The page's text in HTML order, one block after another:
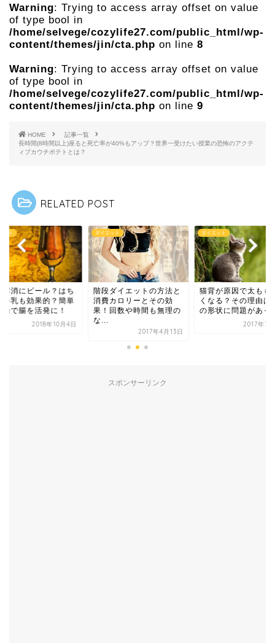
Warning: Trying to access array offset on value
of type bool in
/home/selvege/cozylife27.com/public_html/wp-
content/themes/jin/cta.php on line 8
Warning: Trying to access array offset on value
of type bool in
/home/selvege/cozylife27.com/public_html/wp-
content/themes/jin/cta.php on line 9
HOME
記事一覧
長時間(8時間以上)座ると死亡率が40%もアップ？世界一受けたい授業の恐怖のアクテ
ィブカウチポテトとは？
RELATED POST
ット
解消にビール？はち
牛乳も効果的？簡単
操で腸を活発に！
2018年10月4日
ダイエット
階段ダイエットの方法と
消費カロリーとその効
果！回数や時間も無理の
な...
2017年4月13日
ダイエット
猫背が原因で太もも
くなる？その理由は
の形状に問題があっ
2017年7
スポンサーリンク